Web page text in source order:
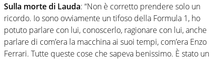
Sulla morte di Lauda: “Non è corretto prendere solo un
ricordo. Io sono ovviamente un tifoso della Formula 1, ho
potuto parlare con lui, conoscerlo, ragionare con lui, anche
parlare di com’era la macchina ai suoi tempi, com’era Enzo
Ferrari. Tutte queste cose che sapeva benissimo. È stato un